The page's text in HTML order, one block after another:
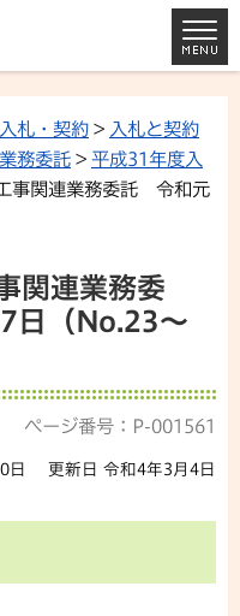
入札・契約 > 入札と契約
務委託 > 平成31年度入
事関連業務委託 令和元
関連業務委
日（No.23～
ページ番号：P-001561
日 更新日 令和4年3月4日